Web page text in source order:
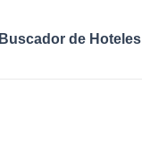
Buscador de Hoteles